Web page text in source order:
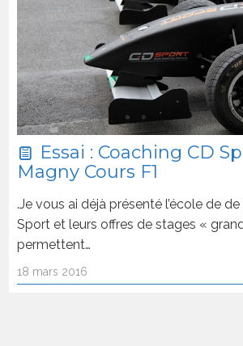
Essai : Coaching CD
Magny Cours F1
.Je vous ai déjà présenté l’école de
Sport et leurs offres de stages «
permettent…
18 mars 2016